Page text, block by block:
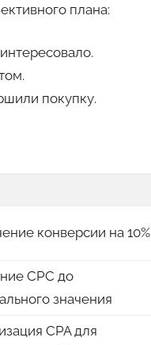
плана:
покупку.
конверсии на 10%
CPC до
значения
CPA для